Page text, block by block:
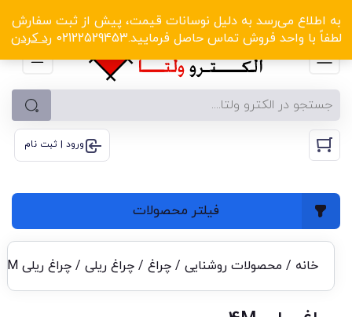
به اطلاع می‌رسد به دلیل نوسانات قیمت، پیش از ثبت سفارش
لطفاً با واحد فروش تماس حاصل فرمایید.02122529453
رد کردن
الکترو ولتا با تخفیف‌های شگفت‌انگیز! کلیک کنید
ورود | ثبت نام
فیلتر محصولات
خانه / محصولات روشنایی/ چراغ/ چراغ ریلی/ چراغ ریلی 4M